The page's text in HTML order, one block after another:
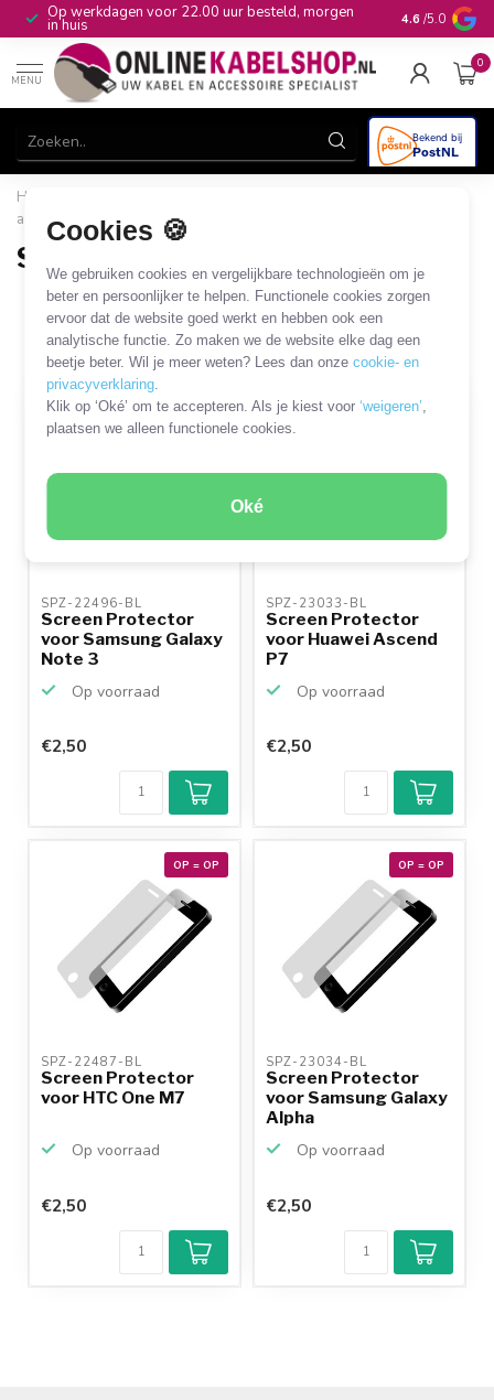
Cookies 🍪
We gebruiken cookies en vergelijkbare technologieën om je
beter en persoonlijker te helpen. Functionele cookies zorgen
ervoor dat de website goed werkt en hebben ook een
analytische functie. Zo maken we de website elke dag een
beetje beter. Wil je meer weten? Lees dan onzecookie- en
privacyverklaring.
Klik op ‘Oké’ om te accepteren. Als je kiest voor‘weigeren’,
plaatsen we alleen functionele cookies.
Oké
Op werkdagen voor 22.00 uur besteld, morgen
in huis 10+jaar
4.6 /5.0
MENU
0
Home
accessoires
Smartphone
Screen Protector (folie)
4 PRODUCTEN
Filters SORTEER OP
OP = OP
SPZ-22496-BL
Screen Protector
voor Samsung Galaxy
Note 3
Op voorraad
€2,50
OP = OP
SPZ-23033-BL
Screen Protector
voor Huawei Ascend
P7
Op voorraad
€2,50
OP = OP
SPZ-22487-BL
Screen Protector
voor HTC One M7
Op voorraad
€2,50
OP = OP
SPZ-23034-BL
Screen Protector
voor Samsung Galaxy
Alpha
Op voorraad
€2,50